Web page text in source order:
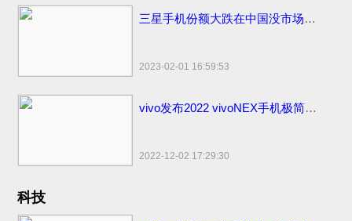
三星手机份额大跌在中国没市场了！国内市场占有率仅剩1%国外比苹果销量高
2023-02-01 16:59:53
vivo发布2022 vivoNEX手机极简易浏览器下载：简洁流畅无广告！
2022-12-02 17:29:30
科技